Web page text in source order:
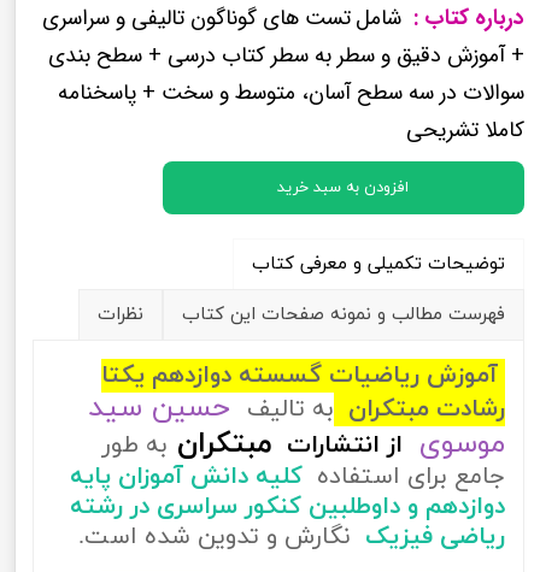
درباره کتاب : شاملتست ­های گوناگون تالیفی و سراسری
+ آموزش دقیق و سطر به سطر کتاب درسی + سطح­ بندی
سوالات در سه سطح آسان، متوسط و سخت + پاسخنامه
کاملا تشریحی
افزودن به سبد خرید
توضیحات تکمیلی و معرفی کتاب
فهرست مطالب و نمونه صفحات این کتاب
نظرات
آموزش ریاضیات گسسته دوازدهم یکتا
رشادت مبتکران به تالیف حسین سید
موسوی از انتشارات مبتکران به طور
جامع برای استفاده کلیه دانش آموزان پایه
دوازدهم و داوطلبین کنکور سراسری در رشته
ریاضی فیزیک نگارش و تدوین شده است.